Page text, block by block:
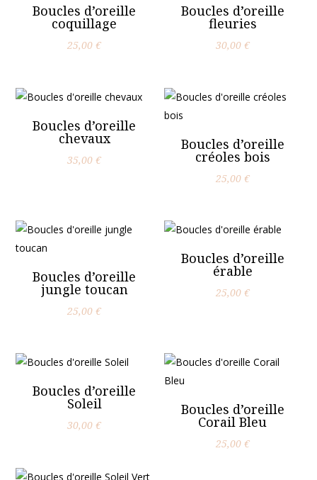
Boucles d’oreille
coquillage
25,00€
Boucles d’oreille
fleuries
30,00 €
Boucles d’oreille
chevaux
35,00€
Boucles d’oreille
créoles bois
25,00 €
Boucles d’oreille
jungle toucan
25,00€
Boucles d’oreille
érable
25,00 €
Boucles d’oreille
Soleil
30,00€
Boucles d’oreille
Corail Bleu
25,00 €